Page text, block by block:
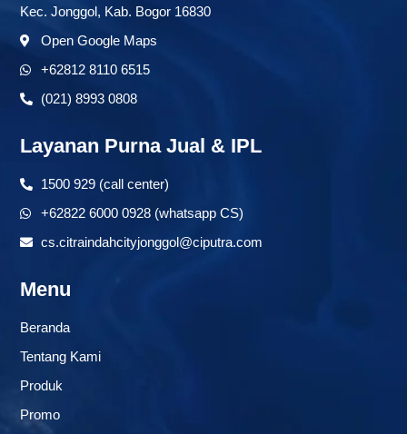
Kec. Jonggol, Kab. Bogor 16830
Open Google Maps
+62812 8110 6515
(021) 8993 0808
Layanan Purna Jual & IPL
1500 929 (call center)
+62822 6000 0928 (whatsapp CS)
cs.citraindahcityjonggol@ciputra.com
Menu
Beranda
Tentang Kami
Produk
Promo